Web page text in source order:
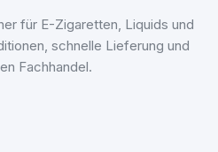
für E-Zigaretten, Liquids und
schnelle Lieferung und
Fachhandel.